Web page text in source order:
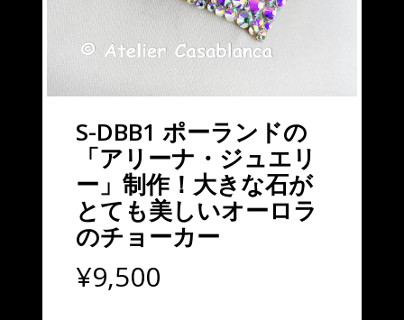
S-DBB1 ポーランドの
「アリーナ・ジュエリ
ー」制作！大きな石が
とても美しいオーロラ
のチョーカー
¥9,500